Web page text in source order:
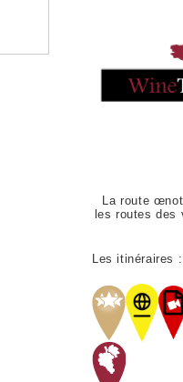
La route
les routes des
Les itinéraires :